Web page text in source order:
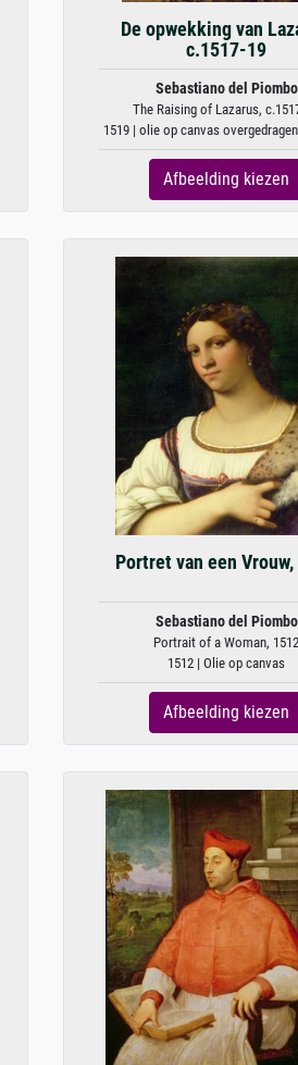
De opwekking van
c.1517-19
Sebastiano del Piombo
The Raising of Lazarus,
1519 | olie op canvas
Afbeelding kiezen
Portret van een
Sebastiano del Piombo
Portrait of a Woman, 1512
1512 | Olie op canvas
Afbeelding kiezen